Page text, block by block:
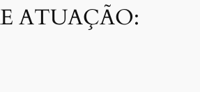
ATUAÇÃO: